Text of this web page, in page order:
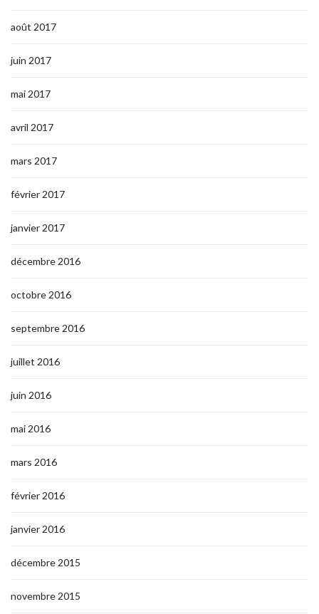
août 2017
juin 2017
mai 2017
avril 2017
mars 2017
février 2017
janvier 2017
décembre 2016
octobre 2016
septembre 2016
juillet 2016
juin 2016
mai 2016
mars 2016
février 2016
janvier 2016
décembre 2015
novembre 2015